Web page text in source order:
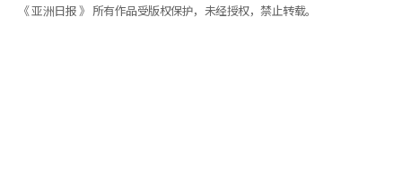
《 亚洲日报 》 所有作品受版权保护，未经授权，禁止转载。